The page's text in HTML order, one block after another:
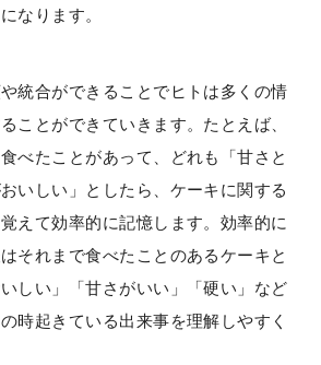
なります。
統合ができることでヒトは多くの情
ことができていきます。たとえば、
べたことがあって、どれも「甘さと
いしい」としたら、ケーキに関する
えて効率的に記憶します。効率的に
それまで食べたことのあるケーキと
しい」「甘さがいい」「硬い」など
時起きている出来事を理解しやすく